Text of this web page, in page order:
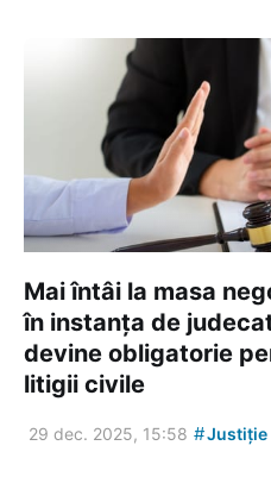
Mai întâi la masa
în instanța de
devine obligatorie
litigii civile
29 dec. 2025, 15:58 #Justiție